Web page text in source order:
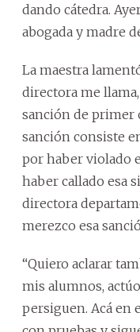
dando cátedra.
abogada y madre
La maestra
directora me
sanción de primer
sanción consiste
por haber violado
haber callado esa
directora
merezco esa
“Quiero aclarar
mis alumnos,
persiguen. Acá en